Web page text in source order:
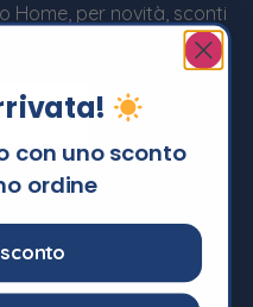
Home, per novità, sconti
con uno sconto
ordine